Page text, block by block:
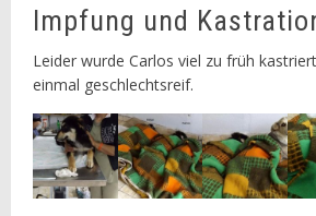
Impfung und
Leider wurde Carlos viel zu früh
einmal geschlechtsreif.